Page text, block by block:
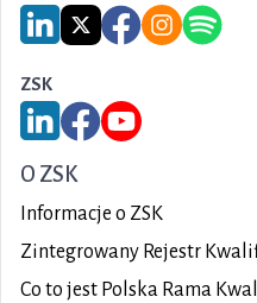
Link do serwisu
Link do serwisu X
Link doLink do
ZSK
Link do serwisu
Link do Facebook
Link do
O ZSK
Informacje o ZSK
Zintegrowany Rejestr
Co to jest Polska Rama